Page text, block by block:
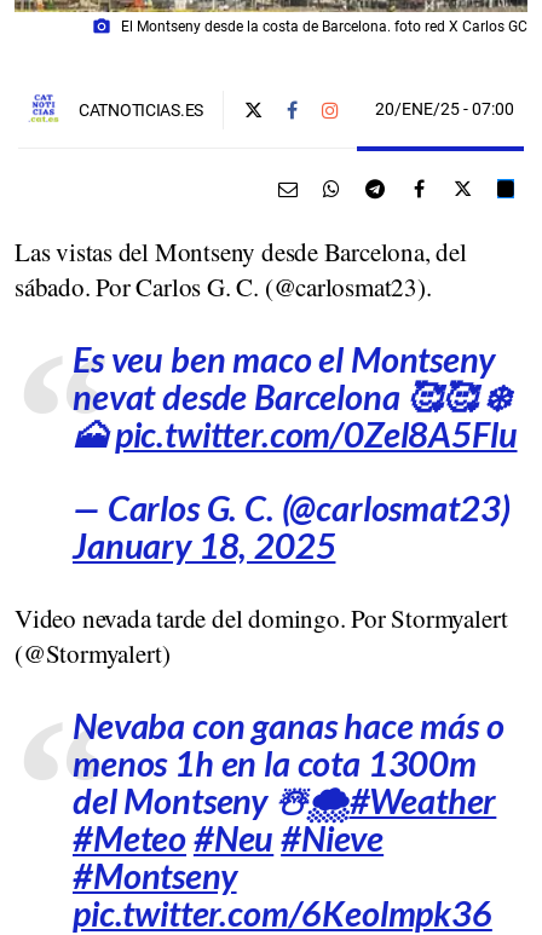
photo_camera El Montseny desde la costa de Barcelona. foto red X Carlos GC
CATNOTICIAS.ES 20/ENE/25- 07:00
Las vistas del Montseny desde Barcelona, del
sábado. Por Carlos G. C. (@carlosmat23).
Es veu ben maco el Montseny
nevat desde Barcelona 🥰🥰 ❄️
🗻pic.twitter.com/0Zel8A5Flu
— Carlos G. C. (@carlosmat23)
January 18, 2025
Video nevada tarde del domingo. Por Stormyalert
(@Stormyalert)
Nevaba con ganas hace más o
menos 1h en la cota 1300m
del Montseny ☃️🌨#Weather
#Meteo#Neu #Nieve
#Montseny
pic.twitter.com/6Keolmpk36